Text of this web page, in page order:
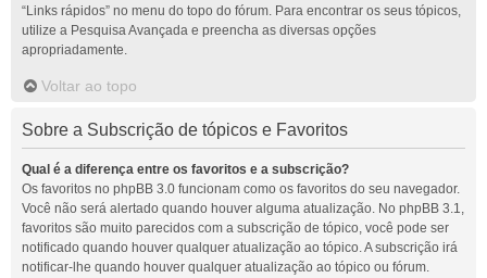
“Links rápidos” no menu do topo do fórum. Para encontrar os seus tópicos,
utilize a Pesquisa Avançada e preencha as diversas opções
apropriadamente.
Voltar ao topo
Sobre a Subscrição de tópicos e Favoritos
Qual é a diferença entre os favoritos e a subscrição?
Os favoritos no phpBB 3.0 funcionam como os favoritos do seu navegador.
Você não será alertado quando houver alguma atualização. No phpBB 3.1,
favoritos são muito parecidos com a subscrição de tópico, você pode ser
notificado quando houver qualquer atualização ao tópico. A subscrição irá
notificar-lhe quando houver qualquer atualização ao tópico ou fórum.